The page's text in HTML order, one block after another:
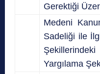
Gerektiği
Medeni
Sadeliği ile
Yargılama